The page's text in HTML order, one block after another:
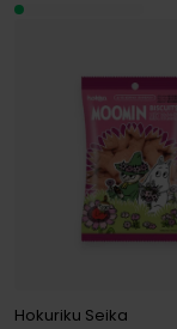
Hokuriku Seika